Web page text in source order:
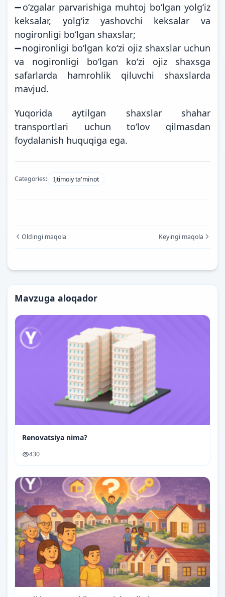
➖oʻzgalar parvarishiga muhtoj boʻlgan yolgʻiz
keksalar, yolgʻiz yashovchi keksalar va
nogironligi boʻlgan shaxslar;
➖nogironligi boʻlgan koʻzi ojiz shaxslar uchun
va nogironligi boʻlgan koʻzi ojiz shaxsga
safarlarda hamrohlik qiluvchi shaxslarda
mavjud.
Yuqorida aytilgan shaxslar shahar
transportlari uchun toʻlov qilmasdan
foydalanish huquqiga ega.
Categories: Ijtimoiy ta'minot
Oldingi maqola Keyingi maqola
Mavzuga aloqador
Renovatsiya nima?
430